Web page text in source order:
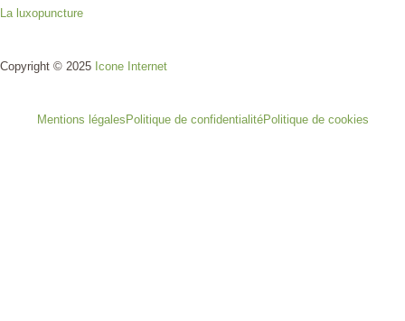
La luxopuncture
Copyright © 2025 Icone Internet
Mentions légales Politique de confidentialitéPolitique de cookies